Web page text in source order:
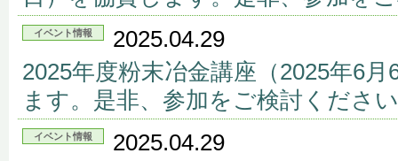
イベント情報
2025.04.29
2025年度粉末冶金講座（2025年6
ます。是非、参加をご検討くださ
イベント情報
2025.04.29